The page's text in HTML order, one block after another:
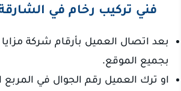
فني تركيب رخام في
بعد اتصال العميل بأرقام شركة
بجميع الموقع.
او ترك العميل رقم الجوال في